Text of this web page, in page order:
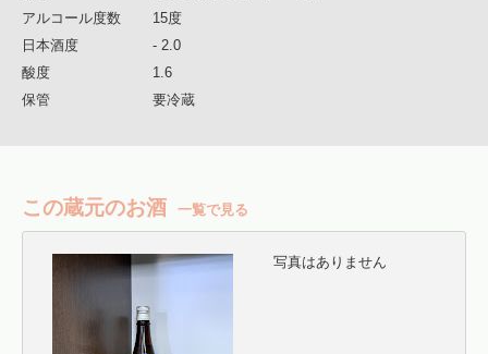
アルコール度数
15度
日本酒度
- 2.0
酸度
1.6
保管
要冷蔵
この蔵元のお酒 一覧で見る
写真はありません